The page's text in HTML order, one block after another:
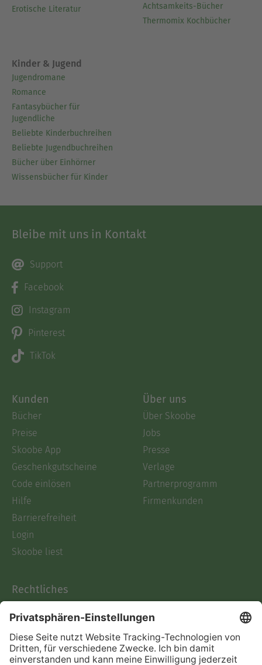
Erotische Literatur
Achtsamkeits-Bücher
Thermomix Kochbücher
Kinder & Jugend
Jugendromane
Romance
Fantasybücher für
Jugendliche
Beliebte Kinderbuchreihen
Beliebte Jugendbuchreihen
Bücher über Einhörner
Wissensbücher für Kinder
Bleibe mit uns in Kontakt
Support
Facebook
Instagram
Pinterest
TikTok
Kunden
Bücher
Preise
Skoobe App
Geschenkgutscheine
Code einlösen
Hilfe
Barrierefreiheit
Login
Skoobe liest
Über uns
Über Skoobe
Jobs
Presse
Verlage
Partnerprogramm
Firmenkunden
Rechtliches
AGB
Informationen nach Data
Act